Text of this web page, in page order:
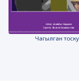
Чагылган